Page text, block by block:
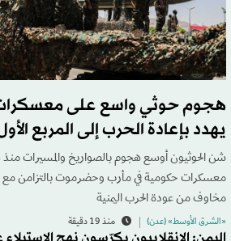
هجوم حوثي واسع على معسكرات
يهدد بإعادة الحرب إلى المربع
معسكرات حكومية في مأرب وحضرموت بالتزامن مع
مخاوف من عودة الحرب اليمنية
«الشرق الأوسط» (عدن) منذ 19 دقيقة